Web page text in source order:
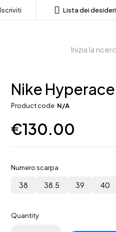
Lista dei desideri
Nike
Product code N/A
€130.00
Numero scarpa
38 38.5 39 40
Quantity